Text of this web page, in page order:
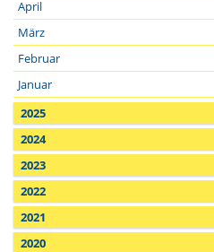
April
März
Februar
Januar
2025
2024
2023
2022
2021
2020